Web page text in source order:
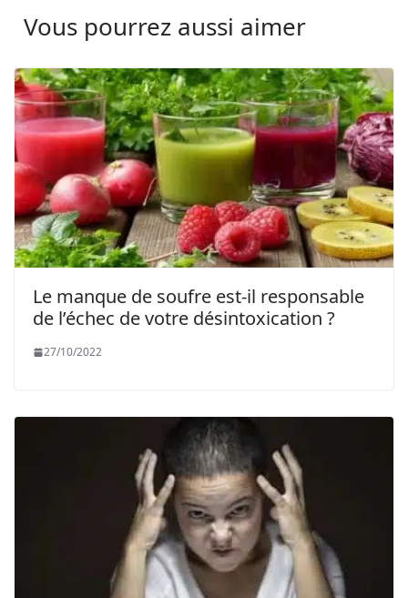
Vous pourrez aussi aimer
Le manque de soufre est-il responsable
de l’échec de votre désintoxication ?
27/10/2022